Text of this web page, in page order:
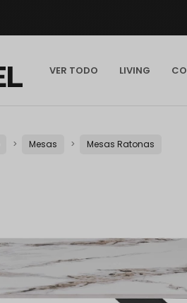
VER TODO LIVING
Mesas Mesas Ratonas